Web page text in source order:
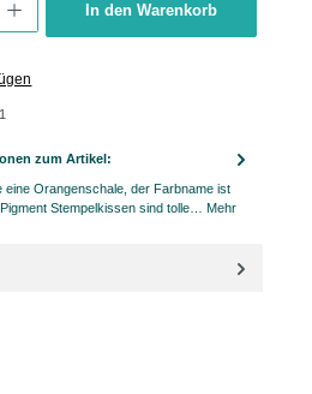
In den Warenkorb
zum Artikel:
eine Orangenschale, der Farbname ist
Stempelkissen sind tolle… Mehr